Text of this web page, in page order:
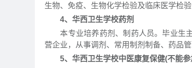
生物、免疫、生物化学检验及临床医学检
4、华西卫生学校药剂
本专业培养药剂、制药人员。毕业生主
营企业，从事调剂、常用制剂制备、药品
5、华西卫生学校中医康复保健(不能